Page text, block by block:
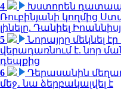
4
Խստորեն
Ռուբինյանի կողմից
լինելը. Դանիել
5
Նորայրը մեկնել
վերադառնում է. նոր
դեպքից
6
Դերասանին
մեջ․ նա ձերբակալվել է